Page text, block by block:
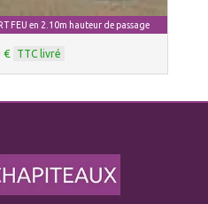
FEU en 2.10m hauteur de passage
€ TTC livré